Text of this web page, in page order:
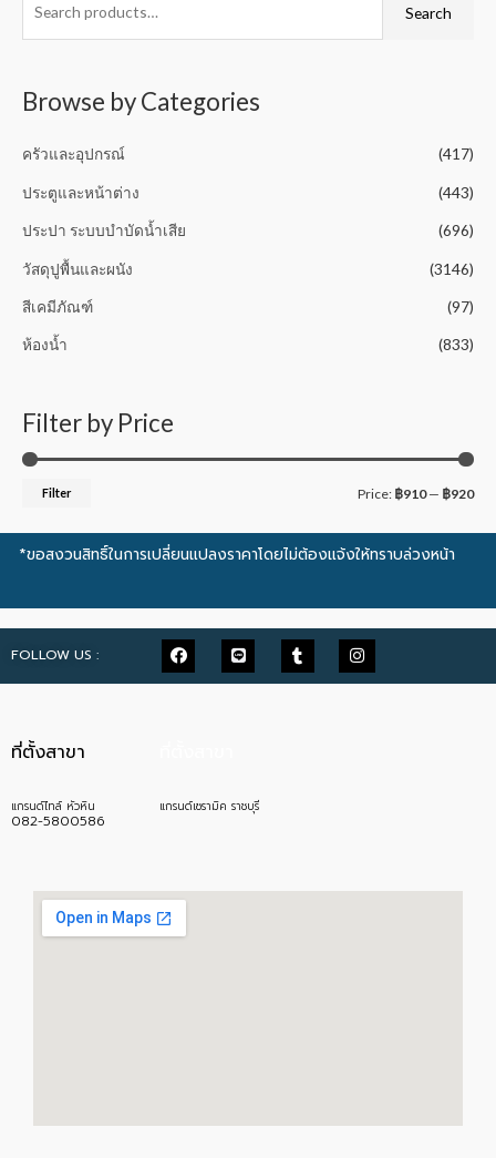
5
o
Search
Browse by Categories
ครัวและอุปกรณ์ (417)
ประตูและหน้าต่าง (443)
ประปา ระบบบำบัดน้ำเสีย (696)
วัสดุปูพื้นและผนัง (3146)
สีเคมีภัณฑ์ (97)
ห้องน้ำ (833)
Filter by Price
Filter Price: ฿910— ฿920
*ขอสงวนสิทธิ์ในการเปลี่ยนแปลงราคาโดยไม่ต้องแจ้งให้ทราบล่วงหน้า
FOLLOW US :
ที่ตั้งสาขา
แกรนด์ไทล์ หัวหิน
082-5800586
แกรนด์เซรามิค ราชบุรี